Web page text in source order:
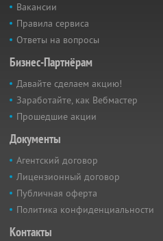
Вакансии
Правила сервиса
Ответы на вопросы
Бизнес-Партнёрам
Давайте сделаем акцию!
Заработайте, как Вебмастер
Прошедшие акции
Документы
Агентский договор
Лицензионный договор
Публичная оферта
Политика конфиденциальности
Контакты